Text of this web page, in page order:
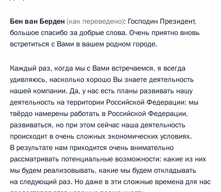
Бен ван Берден (как переведено): Господин Президент,
большое спасибо за добрые слова. Очень приятно вновь
встретиться с Вами в вашем родном городе.
Каждый раз, когда мы с Вами встречаемся, я всегда
удивляюсь, насколько хорошо Вы знаете деятельность
нашей компании. Да, у нас есть планы развивать нашу
деятельность на территории Российской Федерации: мы
твёрдо намерены работать в Российской Федерации,
развиваться, но при этом сейчас наша деятельность
происходит в очень сложных экономических условиях.
В результате нам приходится очень внимательно
рассматривать потенциальные возможности: какие из них
мы будем реализовывать, какие мы будем откладывать
на следующий раз. Но даже в эти сложные времена для нас